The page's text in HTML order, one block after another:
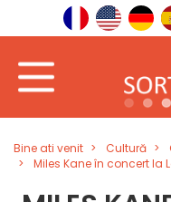
Bine ati venit Cultură
Miles Kane în concert la